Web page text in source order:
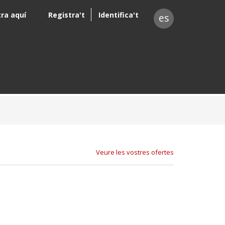
aquí Registra't Identifica't es
Veure les vostres ofertes